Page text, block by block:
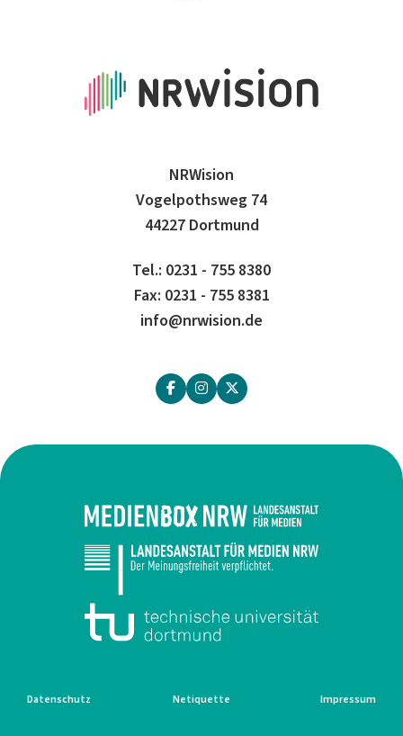
NRWision
Vogelpothsweg 74
44227 Dortmund
Tel.: 0231 - 755 8380
Fax: 0231 - 755 8381
info@nrwision.de
Datenschutz Netiquette Impressum